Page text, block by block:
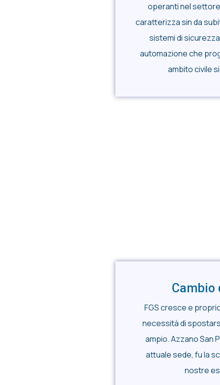
operanti nel
caratterizza sin da
sistemi di
automazione che
ambito civile
Cambio
FGS cresce e
necessità di
ampio. Azzano San
attuale sede, fu la
nostre